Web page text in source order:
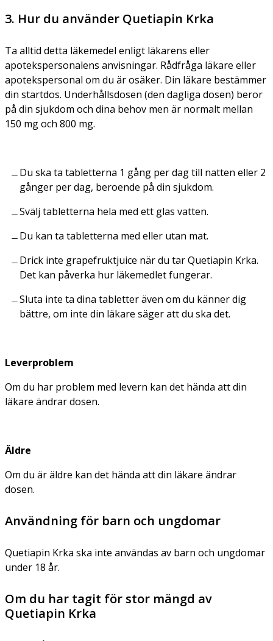
3. Hur du använder Quetiapin Krka
Ta alltid detta läkemedel enligt läkarens eller
apotekspersonalens anvisningar. Rådfråga läkare eller
apotekspersonal om du är osäker. Din läkare bestämmer
din startdos. Underhållsdosen (den dagliga dosen) beror
på din sjukdom och dina behov men är normalt mellan
150 mg och 800 mg.
Du ska ta tabletterna 1 gång per dag till natten eller 2
gånger per dag, beroende på din sjukdom.
Svälj tabletterna hela med ett glas vatten.
Du kan ta tabletterna med eller utan mat.
Drick inte grapefruktjuice när du tar Quetiapin Krka.
Det kan påverka hur läkemedlet fungerar.
Sluta inte ta dina tabletter även om du känner dig
bättre, om inte din läkare säger att du ska det.
Leverproblem
Om du har problem med levern kan det hända att din
läkare ändrar dosen.
Äldre
Om du är äldre kan det hända att din läkare ändrar
dosen.
Användning för barn och ungdomar
Quetiapin Krka ska inte användas av barn och ungdomar
under 18 år.
Om du har tagit för stor mängd av
Quetiapin Krka